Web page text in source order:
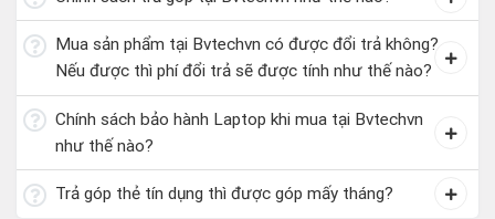
Mua sản phẩm tại Bvtechvn có được đổi trả không?
Nếu được thì phí đổi trả sẽ được tính như thế nào?
Chính sách bảo hành Laptop khi mua tại Bvtechvn
như thế nào?
Trả góp thẻ tín dụng thì được góp mấy tháng?